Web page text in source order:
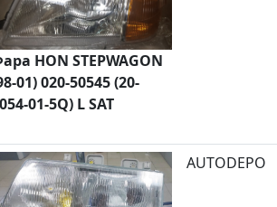
[1]
[1]
[24]
[1]
[4]
[61]
[248]
HON STEPWAGON
01) 020-50545 (20-
01-5Q) L SAT
AUTODEPO